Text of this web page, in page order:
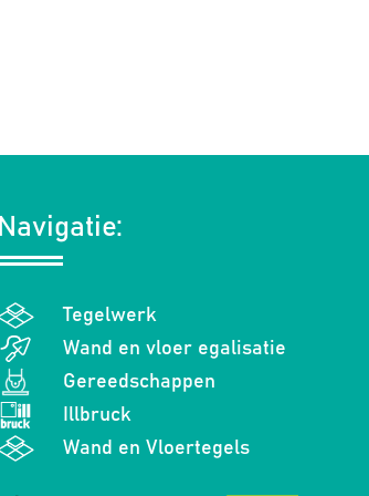
Navigatie:
Tegelwerk
Wand en vloer egalisatie
Gereedschappen
Illbruck
Wand en Vloertegels